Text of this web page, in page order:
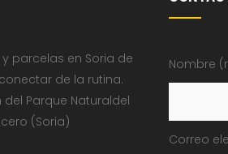
parcelas en Soria de
de la rutina.
Parque Naturaldel
(Soria)
Nombre
Correo